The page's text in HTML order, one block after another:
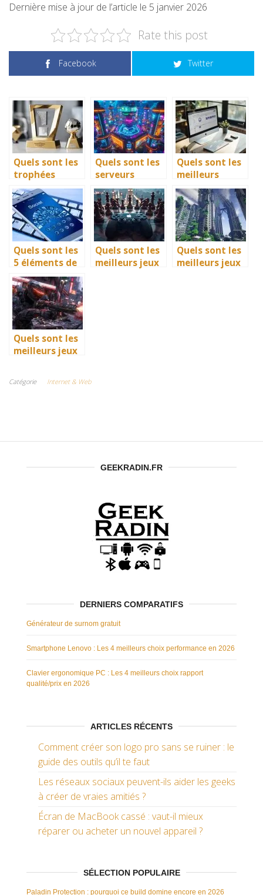
Dernière mise à jour de l’article le 5 janvier 2026
Rate this post
Facebook Twitter
Quels sont les
trophées
YouTube et
comment les
obtenir ?
Quels sont les
serveurs
Minecraft en
tendance en
2026 ?
Quels sont les
meilleurs
logiciels de
traitement de
texte en 2026 ?
Quels sont les
5 éléments de
conception des
logos High
Tech ?
Quels sont les
meilleurs jeux
Quels sont les
meilleurs jeux
Quels sont les
meilleurs jeux
Catégorie Internet & Web
GEEKRADIN.FR
DERNIERS COMPARATIFS
Générateur de surnom gratuit
Smartphone Lenovo : Les 4 meilleurs choix performance en 2026
Clavier ergonomique PC : Les 4 meilleurs choix rapport
qualité/prix en 2026
ARTICLES RÉCENTS
Comment créer son logo pro sans se ruiner : le
guide des outils qu’il te faut
Les réseaux sociaux peuvent-ils aider les geeks
à créer de vraies amitiés ?
Écran de MacBook cassé : vaut-il mieux
réparer ou acheter un nouvel appareil ?
SÉLECTION POPULAIRE
Paladin Protection : pourquoi ce build domine encore en 2026